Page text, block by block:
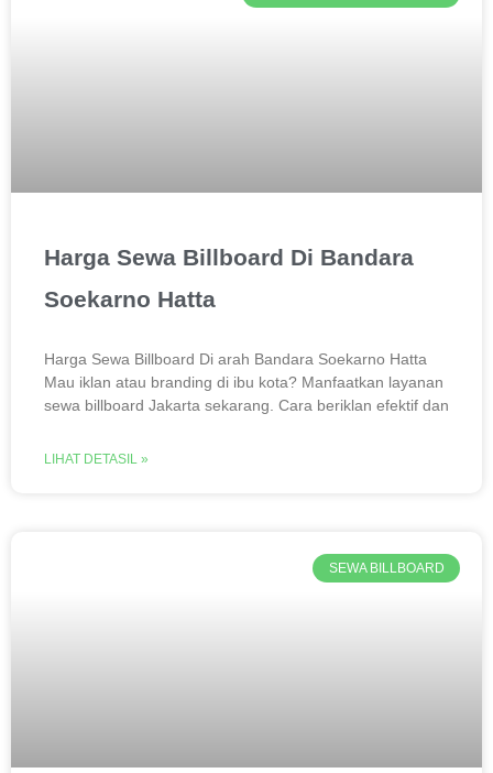
Harga Sewa Billboard Di Bandara
Soekarno Hatta
Harga Sewa Billboard Di arah Bandara Soekarno Hatta
Mau iklan atau branding di ibu kota? Manfaatkan layanan
sewa billboard Jakarta sekarang. Cara beriklan efektif dan
LIHAT DETASIL »
SEWA BILLBOARD